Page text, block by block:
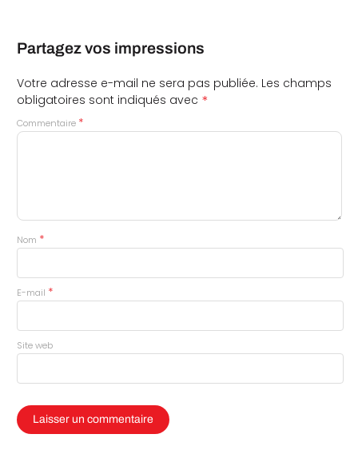
Partagez vos impressions
Votre adresse e-mail ne sera pas publiée. Les champs
obligatoires sont indiqués avec *
Commentaire *
Nom *
E-mail *
Site web